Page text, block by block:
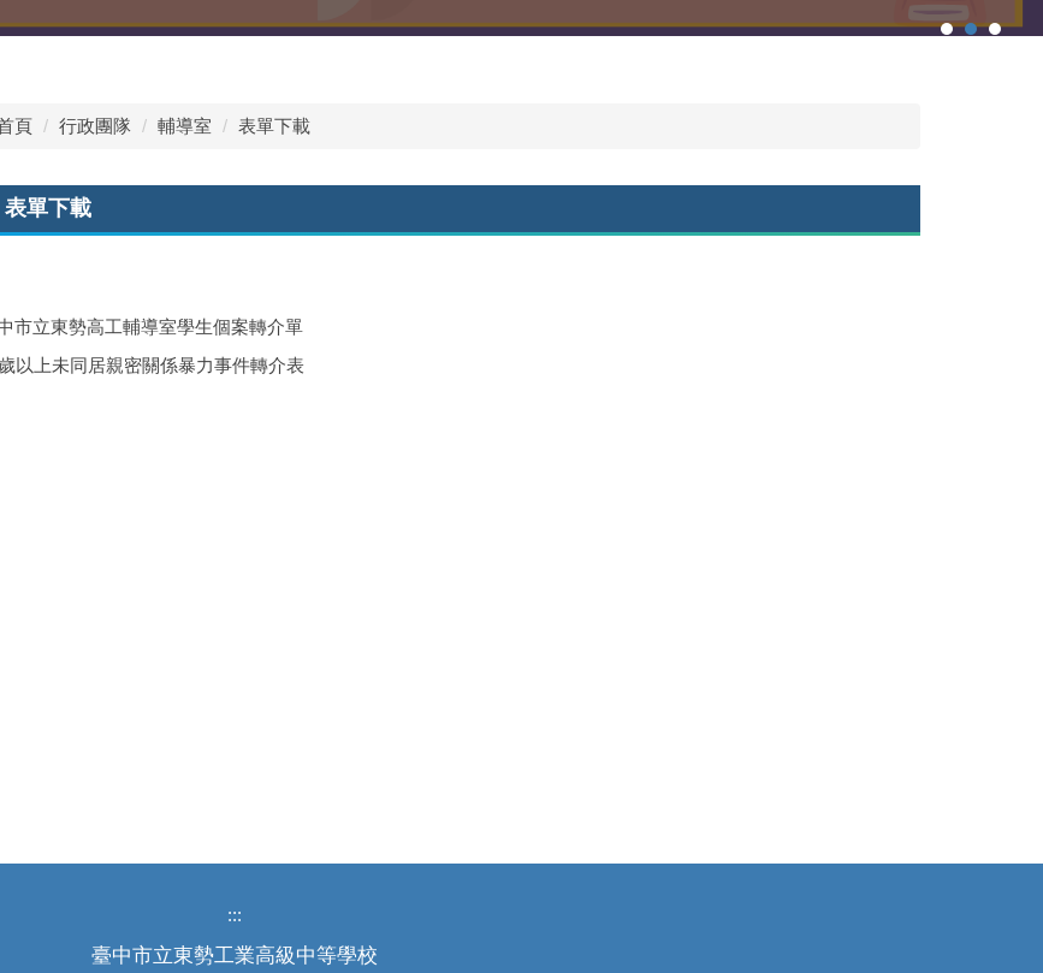
頁 行政團隊 輔導室 表單下載
表單下載
市立東勢高工輔導室學生個案轉介單
以上未同居親密關係暴力事件轉介表
:::
臺中市立東勢工業高級中等學校